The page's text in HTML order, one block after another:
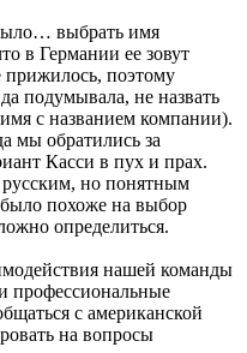
выбрать имя
в Германии ее зовут
поэтому
подумывала, не назвать
с названием компании).
мы обратились за
Касси в пух и прах.
но понятным
похоже на выбор
определиться.
нашей команды
профессиональные
с американской
на вопросы